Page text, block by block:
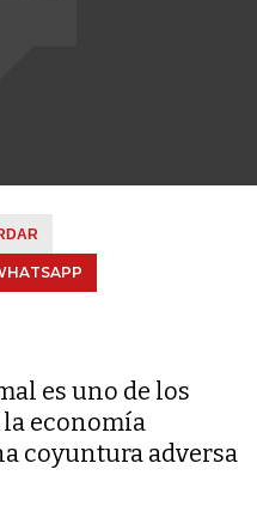
es uno de los
economía
coyuntura adversa